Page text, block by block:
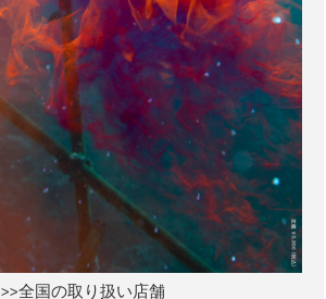
>>全国の取り扱い店舗